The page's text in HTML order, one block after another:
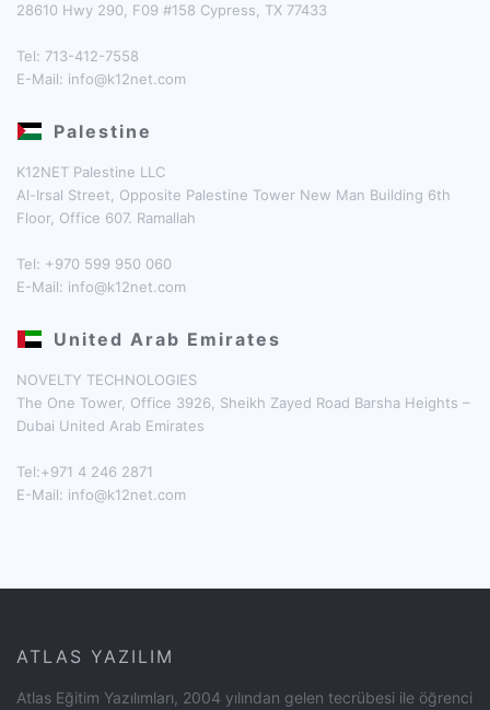
28610 Hwy 290, F09 #158 Cypress, TX 77433
Tel: 713-412-7558
E-Mail: info@k12net.com
Palestine
K12NET Palestine LLC
Al-Irsal Street, Opposite Palestine Tower New Man Building 6th
Floor, Office 607. Ramallah
Tel: +970 599 950 060
E-Mail: info@k12net.com
United Arab Emirates
NOVELTY TECHNOLOGIES
The One Tower, Office 3926, Sheikh Zayed Road Barsha Heights –
Dubai United Arab Emirates
Tel:+971 4 246 2871
E-Mail: info@k12net.com
ATLAS YAZILIM
Atlas Eğitim Yazılımları, 2004 yılından gelen tecrübesi ile öğrenci